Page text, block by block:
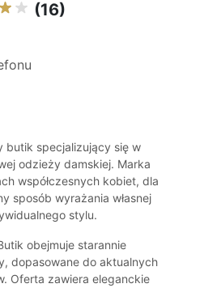
(16)
butik specjalizujący się w
odzieży damskiej. Marka
współczesnych kobiet, dla
sposób wyrażania własnej
stylu.
obejmuje starannie
dopasowane do aktualnych
Oferta zawiera eleganckie